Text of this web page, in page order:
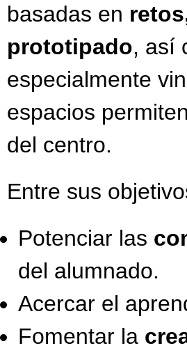
basadas en
prototipado, así
especialmente
espacios
del centro.
Entre sus
Potenciar las
del alumnado.
Acercar el
Fomentar la